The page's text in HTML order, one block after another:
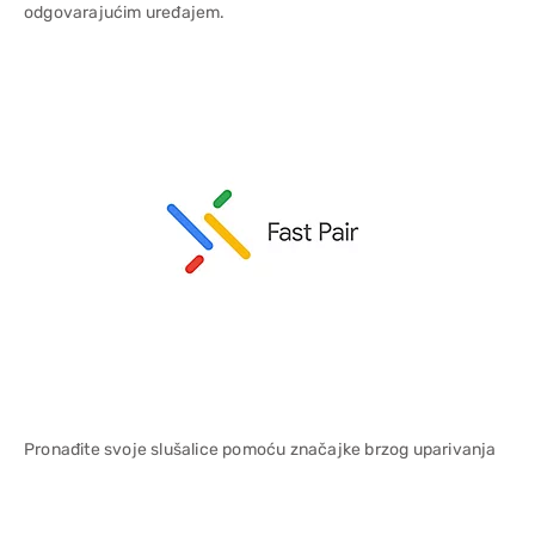
odgovarajućim uređajem.
Pronađite svoje slušalice pomoću značajke brzog uparivanja